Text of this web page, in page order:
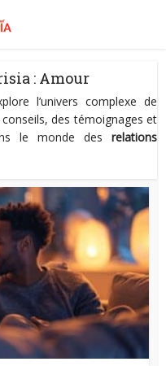
: Amour
l’univers complexe de
des témoignages et
le monde des relations